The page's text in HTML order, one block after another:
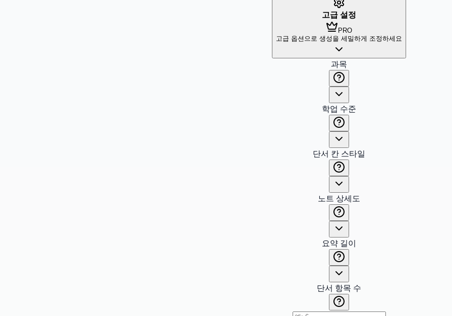
고급 설정
PRO
고급 옵션으로 생성을 세밀하게 조정하세요
과목
학업 수준
단서 칸 스타일
노트 상세도
요약 길이
단서 항목 수